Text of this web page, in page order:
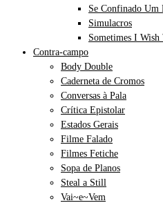
Se Confinado Um
Simulacros
Sometimes I Wish
Contra-campo
Body Double
Caderneta de Cromos
Conversas à Pala
Crítica Epistolar
Estados Gerais
Filme Falado
Filmes Fetiche
Sopa de Planos
Steal a Still
Vai~e~Vem